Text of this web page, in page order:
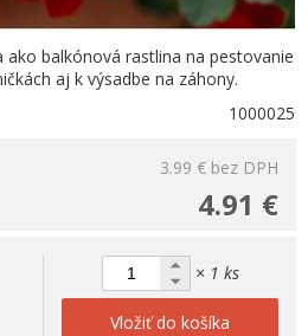
ako balkónová rastlina na pestovanie
aj k výsadbe na záhony.
1000025
3.99 € bez DPH
4.91 €
× 1 ks
Vložiť do košíka